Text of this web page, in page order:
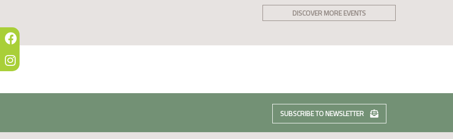
DISCOVER MORE EVENTS
SUBSCRIBE TO NEWSLETTER